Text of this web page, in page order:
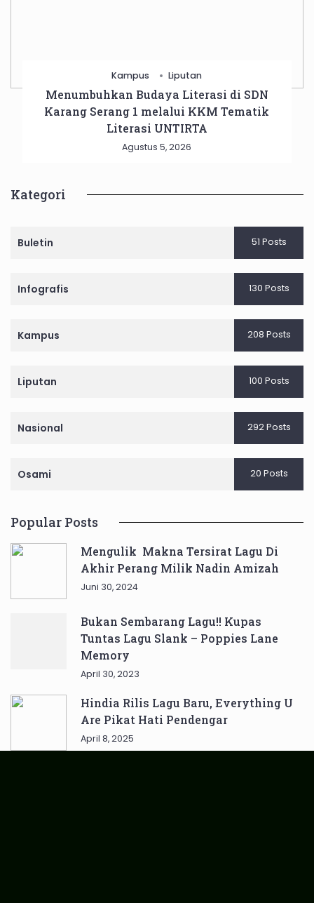
Kampus Liputan
Menumbuhkan Budaya Literasi di SDN
Karang Serang 1 melalui KKM Tematik
Literasi UNTIRTA
Agustus 5, 2026
Kategori
Buletin 51 Posts
Infografis 130 Posts
Kampus 208 Posts
Liputan 100 Posts
Nasional 292 Posts
Osami 20 Posts
Popular Posts
Mengulik Makna Tersirat Lagu Di
Akhir Perang Milik Nadin Amizah
Juni 30, 2024
Bukan Sembarang Lagu!! Kupas
Tuntas Lagu Slank – Poppies Lane
Memory
April 30, 2023
Hindia Rilis Lagu Baru, Everything U
Are Pikat Hati Pendengar
April 8, 2025